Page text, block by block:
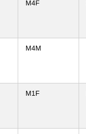
M4F
M4M
M1F